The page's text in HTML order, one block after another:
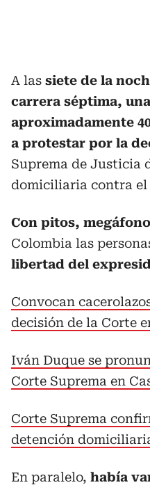
A las siete de la
carrera séptima,
aproximadamente
a protestar por la
Suprema de Justicia
domiciliaria contra el
Con pitos,
Colombia las
libertad del
Convocan
decisión de la Corte
Iván Duque se
Corte Suprema en
Corte Suprema
detención
En paralelo, había